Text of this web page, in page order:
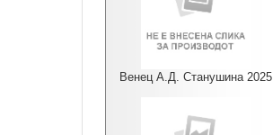
Венец А.Д. Станушина 2025